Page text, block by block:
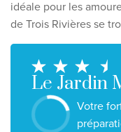
Adultes
Luxe
Voir tous les
idéale pour les
de Trois Rivières se
Le Jardin
Votre